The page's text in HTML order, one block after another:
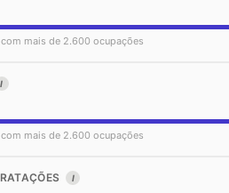
mais de 2.600 ocupações
I
mais de 2.600 ocupações
I